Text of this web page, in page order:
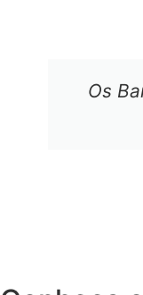
Os